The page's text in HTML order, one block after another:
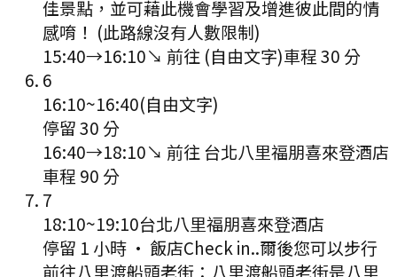
佳景點，並可藉此機會學習及增進彼此間的情
感唷！ (此路線沒有人數限制)
15:40→16:10↘ 前往 (自由文字)車程30 分
6
16:10~16:40(自由文字)
停留 30 分
16:40→18:10↘ 前往 台北八里福朋喜來登酒店
車程 90 分
7
18:10~19:10台北八里福朋喜來登酒店
停留 1 小時 · 飯店Check in..爾後您可以步行
前往八里渡船頭老街：八里渡船頭老街是八里